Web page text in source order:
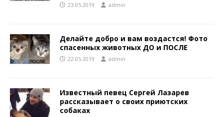
23.05.2019 admin
Делайте добро и вам воздастся! Фото
спасенных животных ДО и ПОСЛЕ
22.05.2019 admin
Известный певец Сергей Лазарев
рассказывает о своих приютских
собаках